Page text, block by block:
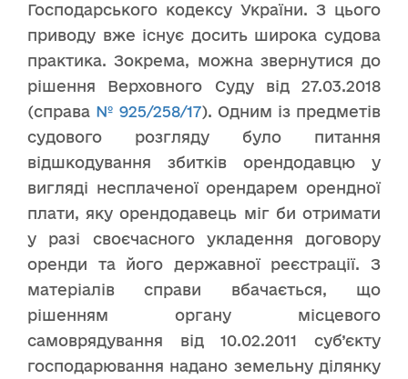
Господарського кодексу України. З цього
приводу вже існує досить широка судова
практика. Зокрема, можна звернутися до
рішення Верховного Суду від 27.03.2018
(справа № 925/258/17). Одним із предметів
судового розгляду було питання
відшкодування збитків орендодавцю у
вигляді несплаченої орендарем орендної
плати, яку орендодавець міг би отримати
у разі своєчасного укладення договору
оренди та його державної реєстрації. З
матеріалів справи вбачається, що
рішенням органу місцевого
самоврядування від 10.02.2011 суб’єкту
господарювання надано земельну ділянку